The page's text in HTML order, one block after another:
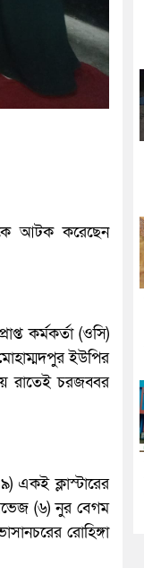
আটক করেছেন
কর্মকর্তা (ওসি)
ইউপির
রাতেই চরজব্বর
একই ক্লাস্টারের
(৬) নুর বেগম
রোহিঙ্গা